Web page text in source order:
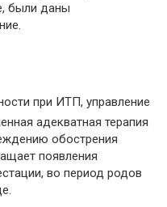
были даны
при ИТП, управление
адекватная терапия
обострения
появления
во период родов